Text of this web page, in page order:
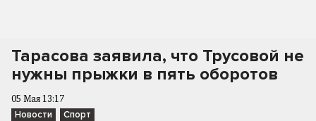
Тарасова заявила, что Трусовой не
нужны прыжки в пять оборотов
05 Мая 13:17
Новости Спорт